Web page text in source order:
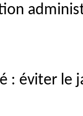
: éviter le